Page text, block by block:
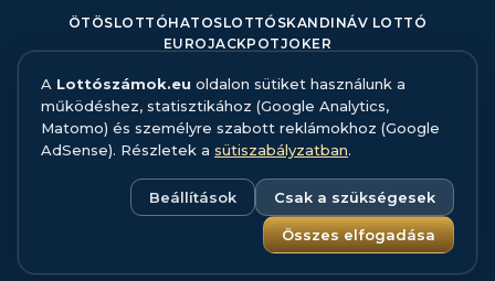
ÖTÖSLOTTÓHATOSLOTTÓ SKANDINÁV LOTTÓ
EUROJACKPOTJOKER
RÓLUNK
KAPCSOLAT
HIBABEJELENTÉS
ADATFORRÁS ÉS MÓDSZERTAN
ADATKEZELÉS
SÜTISZABÁLYZAT
A Lottószámok.eu oldalon sütiket használunk a
működéshez, statisztikához (Google Analytics,
Matomo) és személyre szabott reklámokhoz (Google
AdSense). Részletek a sütiszabályzatban.
Beállítások Csak a szükségesek
Összes elfogadása